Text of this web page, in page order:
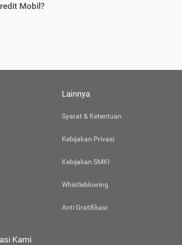
Mobil?
Lainnya
Syarat & Ketentuan
Kebijakan Privasi
Kebijakan SMKI
Whistleblowing
Anti Gratifikasi
Kami